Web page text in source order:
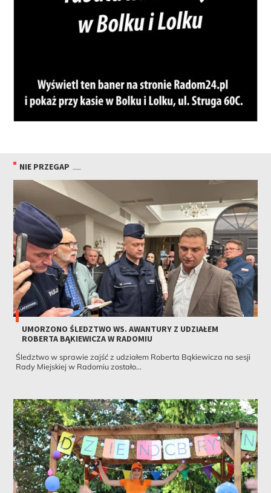
NIE PRZEGAP
UMORZONO ŚLEDZTWO WS. AWANTURY Z UDZIAŁEM
ROBERTA BĄKIEWICZA W RADOMIU
Śledztwo w sprawie zajść z udziałem Roberta Bąkiewicza na sesji
Rady Miejskiej w Radomiu zostało...